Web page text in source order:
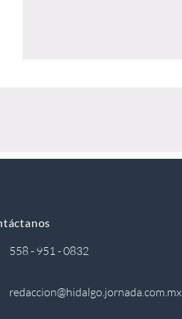
558 - 951 - 0832
redaccion@hidalgo.jornada.com.mx